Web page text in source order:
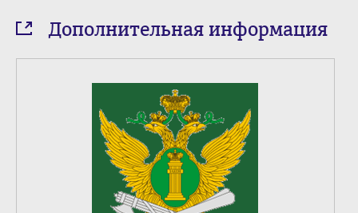
Дополнительная информация